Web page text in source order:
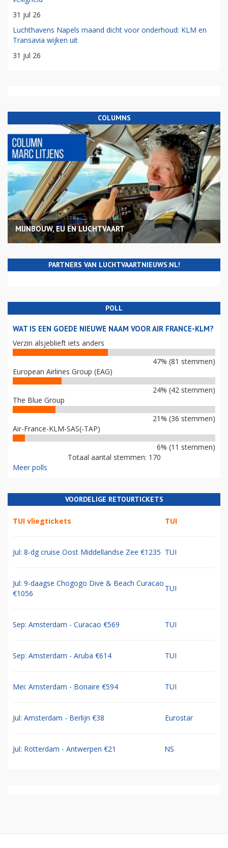
31 jul 26
Luchthavens Napels maand dicht voor onderhoud: KLM en
Transavia wijken uit
31 jul 26
COLUMNS
MIJNBOUW, EU EN LUCHTVAART
PARTNERS VAN LUCHTVAARTNIEUWS.NL!
POLL
WAT IS EEN GOEDE NIEUWE NAAM VOOR AIR FRANCE-KLM?
Verzin alsjeblieft iets anders
47% (81 stemmen)
European Airlines Group (EAG)
24% (42 stemmen)
The Blue Group
21% (36 stemmen)
Air-France-KLM-SAS(-TAP)
6% (11 stemmen)
Totaal aantal stemmen: 170
Meer polls
VOORDELIGE RETOURTICKETS
TUI vliegtickets TUI
Jul: 8-dg cruise Oost Middellandse Zee €1235 TUI
Jul: 9-daagse Chogogo Dive & Beach Curacao
€1056
TUI
Sep: Amsterdam - Curacao €569 TUI
Sep: Amsterdam - Aruba €614 TUI
Mei: Amsterdam - Bonaire €594 TUI
Jul: Amsterdam - Berlijn €38 Eurostar
Jul: Rotterdam - Antwerpen €21 NS